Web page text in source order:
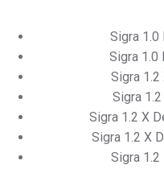
Sigra 1.0
Sigra 1.0
Sigra 1.2
Sigra
Sigra 1.2 X
Sigra 1.2 X
Sigra 1.2